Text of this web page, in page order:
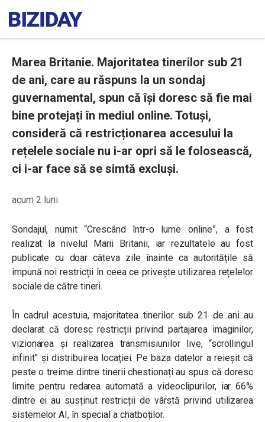
Marea Britanie. Majoritatea tinerilor sub 21
de ani, care au răspuns la un sondaj
guvernamental, spun că își doresc să fie mai
bine protejați în mediul online. Totuși,
consideră că restricționarea accesului la
rețelele sociale nu i-ar opri să le folosească,
ci i-ar face să se simtă excluși.
acum 2 luni
Sondajul, numit “Crescând într-o lume online”, a fost
realizat la nivelul Marii Britanii, iar rezultatele au fost
publicate cu doar câteva zile înainte ca autoritățile să
impună noi restricții în ceea ce privește utilizarea rețelelor
sociale de către tineri.
În cadrul acestuia, majoritatea tinerilor sub 21 de ani au
declarat că doresc restricții privind partajarea imaginilor,
vizionarea și realizarea transmisiunilor live, “scrollingul
infinit” și distribuirea locației. Pe baza datelor a reieșit că
peste o treime dintre tinerii chestionați au spus că doresc
limite pentru redarea automată a videoclipurilor, iar 66%
dintre ei au susținut restricții de vârstă privind utilizarea
sistemelor AI, în special a chatboților.